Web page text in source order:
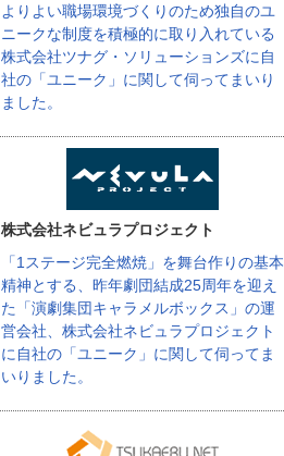
よりよい職場環境づくりのため独自のユ
ニークな制度を積極的に取り入れている
株式会社ツナグ・ソリューションズに自
社の「ユニーク」に関して伺ってまいり
ました。
株式会社ネビュラプロジェクト
「1ステージ完全燃焼」を舞台作りの基本
精神とする、昨年劇団結成25周年を迎え
た「演劇集団キャラメルボックス」の運
営会社、株式会社ネビュラプロジェクト
に自社の「ユニーク」に関して伺ってま
いりました。